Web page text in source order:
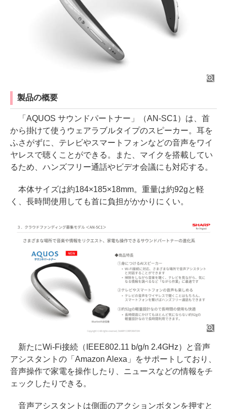
製品の概要
「AQUOS サウンドパートナー」（AN-SC1）は、首
から掛けて使うウェアラブルタイプのスピーカー。耳を
ふさがずに、テレビやスマートフォンなどの音声をワイ
ヤレスで聴くことができる。また、マイクを搭載してい
るため、ハンズフリー通話やビデオ会議にも対応する。
本体サイズは約184×185×18mm。重量は約92gと軽
く、長時間使用しても首に負担がかかりにくい。
新たにWi-Fi接続（IEEE802.11 b/g/n 2.4GHz）と音声
アシスタントの「Amazon Alexa」をサポートしており、
音声操作で家電を操作したり、ニュースなどの情報をチ
ェックしたりできる。
音声アシスタントは側面のアクションボタンを押すと